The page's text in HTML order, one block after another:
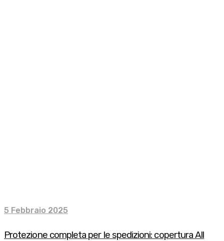
5 Febbraio 2025
Protezione completa per le spedizioni: copertura All